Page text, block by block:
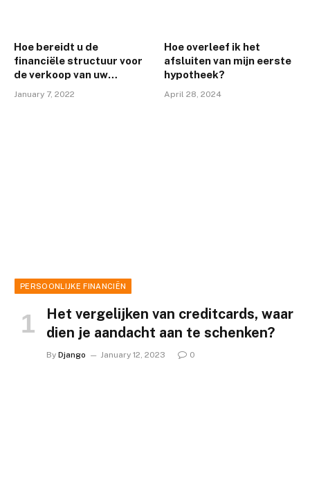
Hoe bereidt u de
financiële structuur voor
de verkoop van uw
January 7, 2022
Hoe overleef ik het
afsluiten van mijn eerste
hypotheek?
April 28, 2024
PERSOONLIJKE FINANCIËN
Het vergelijken van creditcards, waar
dien je aandacht aan te schenken?
By Django January 12, 2023 0